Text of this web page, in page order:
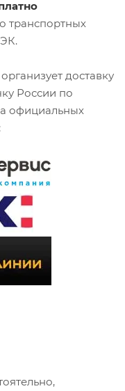
транспортных
доставку
России по
официальных